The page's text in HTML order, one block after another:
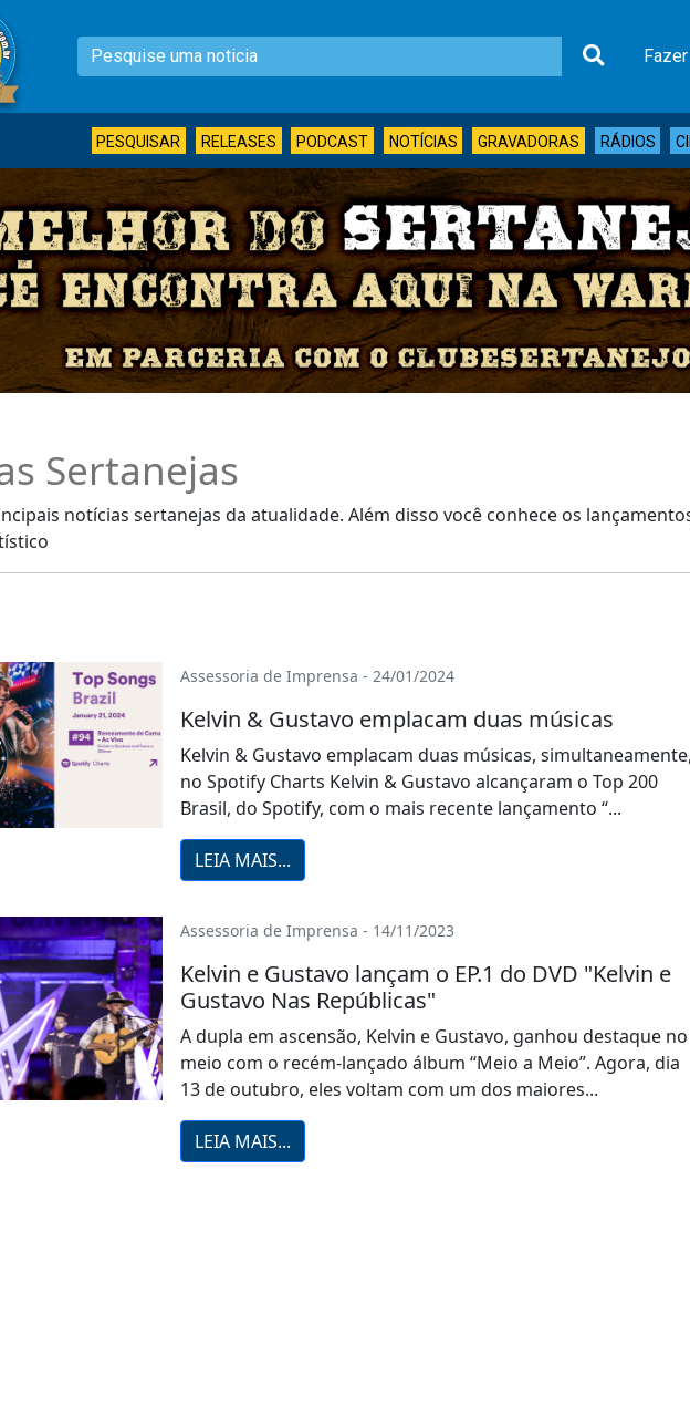
PESQUISAR RELEASES PODCAST NOTÍCIAS GRAVADORAS RÁDIOS
Sertanejas
notícias sertanejas da atualidade. Além disso você conhece os
Assessoria de Imprensa - 24/01/2024
Kelvin & Gustavo emplacam duas músicas
Kelvin & Gustavo emplacam duas músicas, simultaneamente,
no Spotify Charts Kelvin & Gustavo alcançaram o Top 200
Brasil, do Spotify, com o mais recente lançamento “...
LEIA MAIS...
Assessoria de Imprensa - 14/11/2023
Kelvin e Gustavo lançam o EP.1 do DVD "Kelvin e
Gustavo Nas Repúblicas"
A dupla em ascensão, Kelvin e Gustavo, ganhou destaque no
meio com o recém-lançado álbum “Meio a Meio”. Agora, dia
13 de outubro, eles voltam com um dos maiores...
LEIA MAIS...